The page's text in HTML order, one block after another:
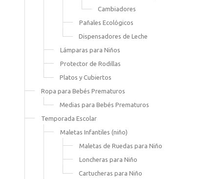
Cambiadores
Pañales Ecológicos
Dispensadores de Leche
Lámparas para Niños
Protector de Rodillas
Platos y Cubiertos
Ropa para Bebés Prematuros
Medias para Bebés Prematuros
Temporada Escolar
Maletas Infantiles (niño)
Maletas de Ruedas para Niño
Loncheras para Niño
Cartucheras para Niño